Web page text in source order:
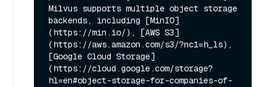
Milvus supports multiple object storage
backends, including [MinIO]
(https://min.io/), [AWS S3]
(https://aws.amazon.com/s3/?nc1=h_ls),
[Google Cloud Storage]
(https://cloud.google.com/storage?
hl=en#object-storage-for-companies-of-